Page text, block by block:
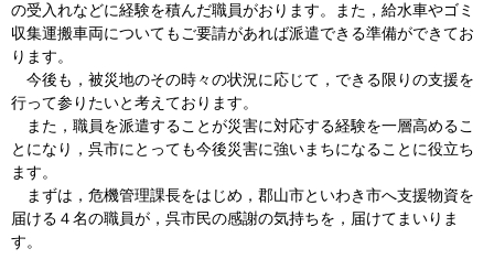
の受入れなどに経験を積んだ職員がおります。また，給水車やゴミ
収集運搬車両についてもご要請があれば派遣できる準備ができてお
ります。
今後も，被災地のその時々の状況に応じて，できる限りの支援を
行って参りたいと考えております。
また，職員を派遣することが災害に対応する経験を一層高めるこ
とになり，呉市にとっても今後災害に強いまちになることに役立ち
ます。
まずは，危機管理課長をはじめ，郡山市といわき市へ支援物資を
届ける４名の職員が，呉市民の感謝の気持ちを，届けてまいりま
す。